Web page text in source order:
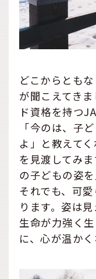
どこからとも
が聞こえてき
ド資格を持つ
「今のは、子
よ」と教えて
を見渡してみ
の子どもの姿
それでも、可
ります。姿は
生命が力強く
に、心が温かく